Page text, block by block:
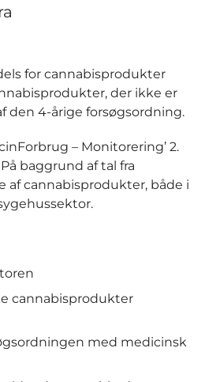
for cannabisprodukter
der ikke er
den 4-årige forsøgsordning.
– Monitorering’ 2.
baggrund af tal fra
cannabisprodukter, både i
cannabisprodukter
med medicinsk